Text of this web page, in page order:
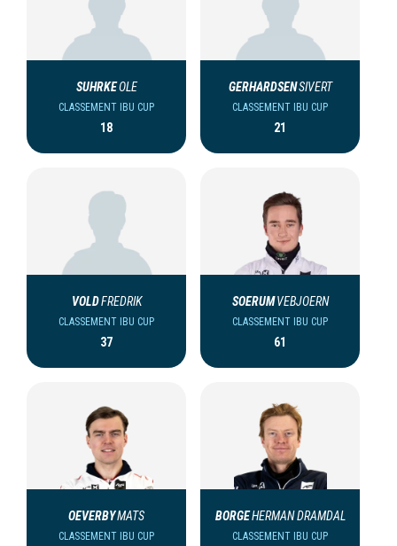
SUHRKEOLE
CLASSEMENT IBU CUP
18
GERHARDSENSIVERT
CLASSEMENT IBU CUP
21
VOLDFREDRIK
CLASSEMENT IBU CUP
37
SOERUM VEBJOERN
CLASSEMENT IBU CUP
61
OEVERBYMATS
CLASSEMENT IBU CUP
BORGEHERMAN DRAMDAL
CLASSEMENT IBU CUP